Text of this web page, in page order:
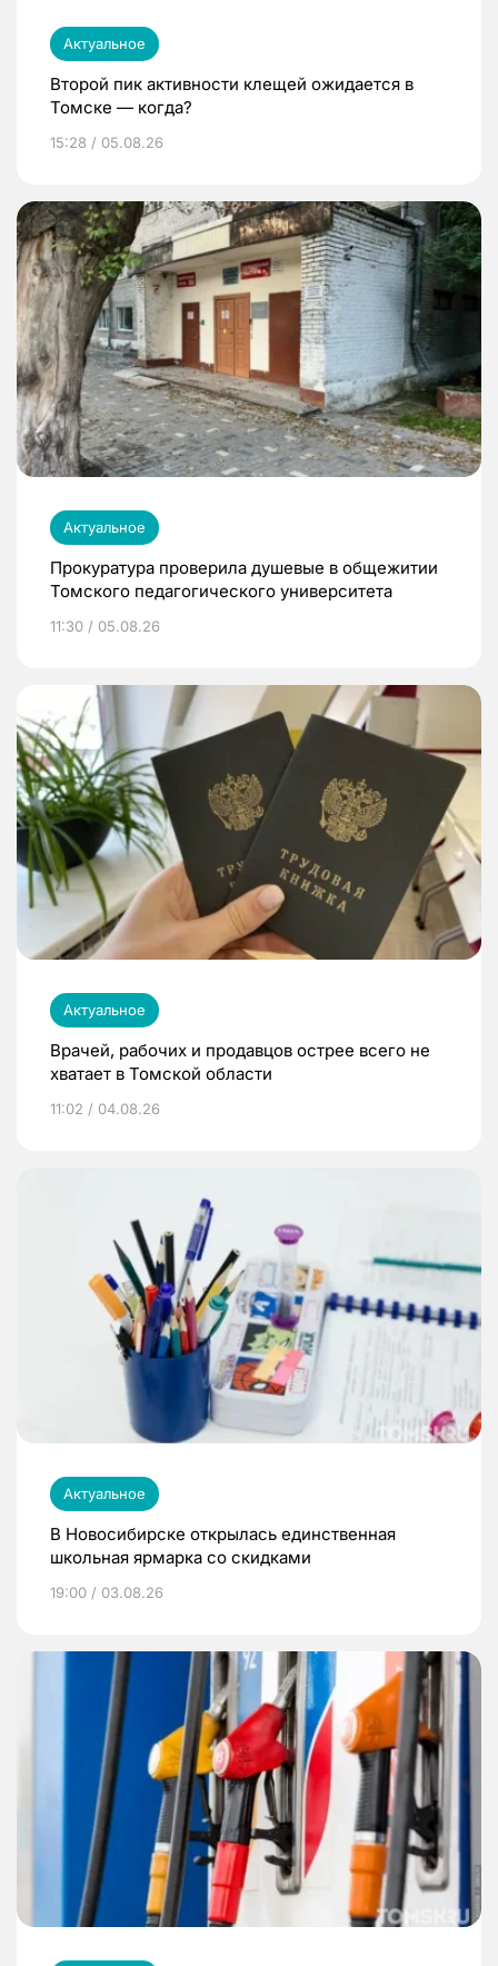
Актуальное
Второй пик активности клещей ожидается в
Томске — когда?
15:28 / 05.08.26
Актуальное
Прокуратура проверила душевые в общежитии
Томского педагогического университета
11:30 / 05.08.26
Актуальное
Врачей, рабочих и продавцов острее всего не
хватает в Томской области
11:02 / 04.08.26
Актуальное
В Новосибирске открылась единственная
школьная ярмарка со скидками
19:00 / 03.08.26